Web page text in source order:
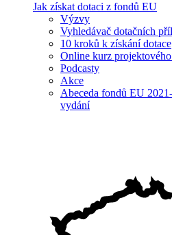
Jak získat dotaci z fondů EU
Výzvy
Vyhledávač dotačních
10 kroků k získání dotace
Online kurz
Podcasty
Akce
Abeceda fondů EU
vydání